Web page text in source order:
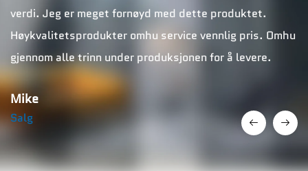
verdi. Jeg er meget fornøyd med dette produktet.
Høykvalitetsprodukter omhu service vennlig pris. Omhu
gjennom alle trinn under produksjonen for å levere.
Mike
Salg